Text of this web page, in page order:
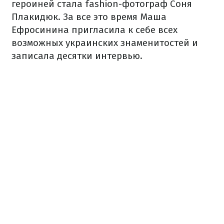
героиней стала fashion-фотограф Соня
Плакидюк. За все это время Маша
Ефросинина пригласила к себе всех
возможных украинских знаменитостей и
записала десятки интервью.